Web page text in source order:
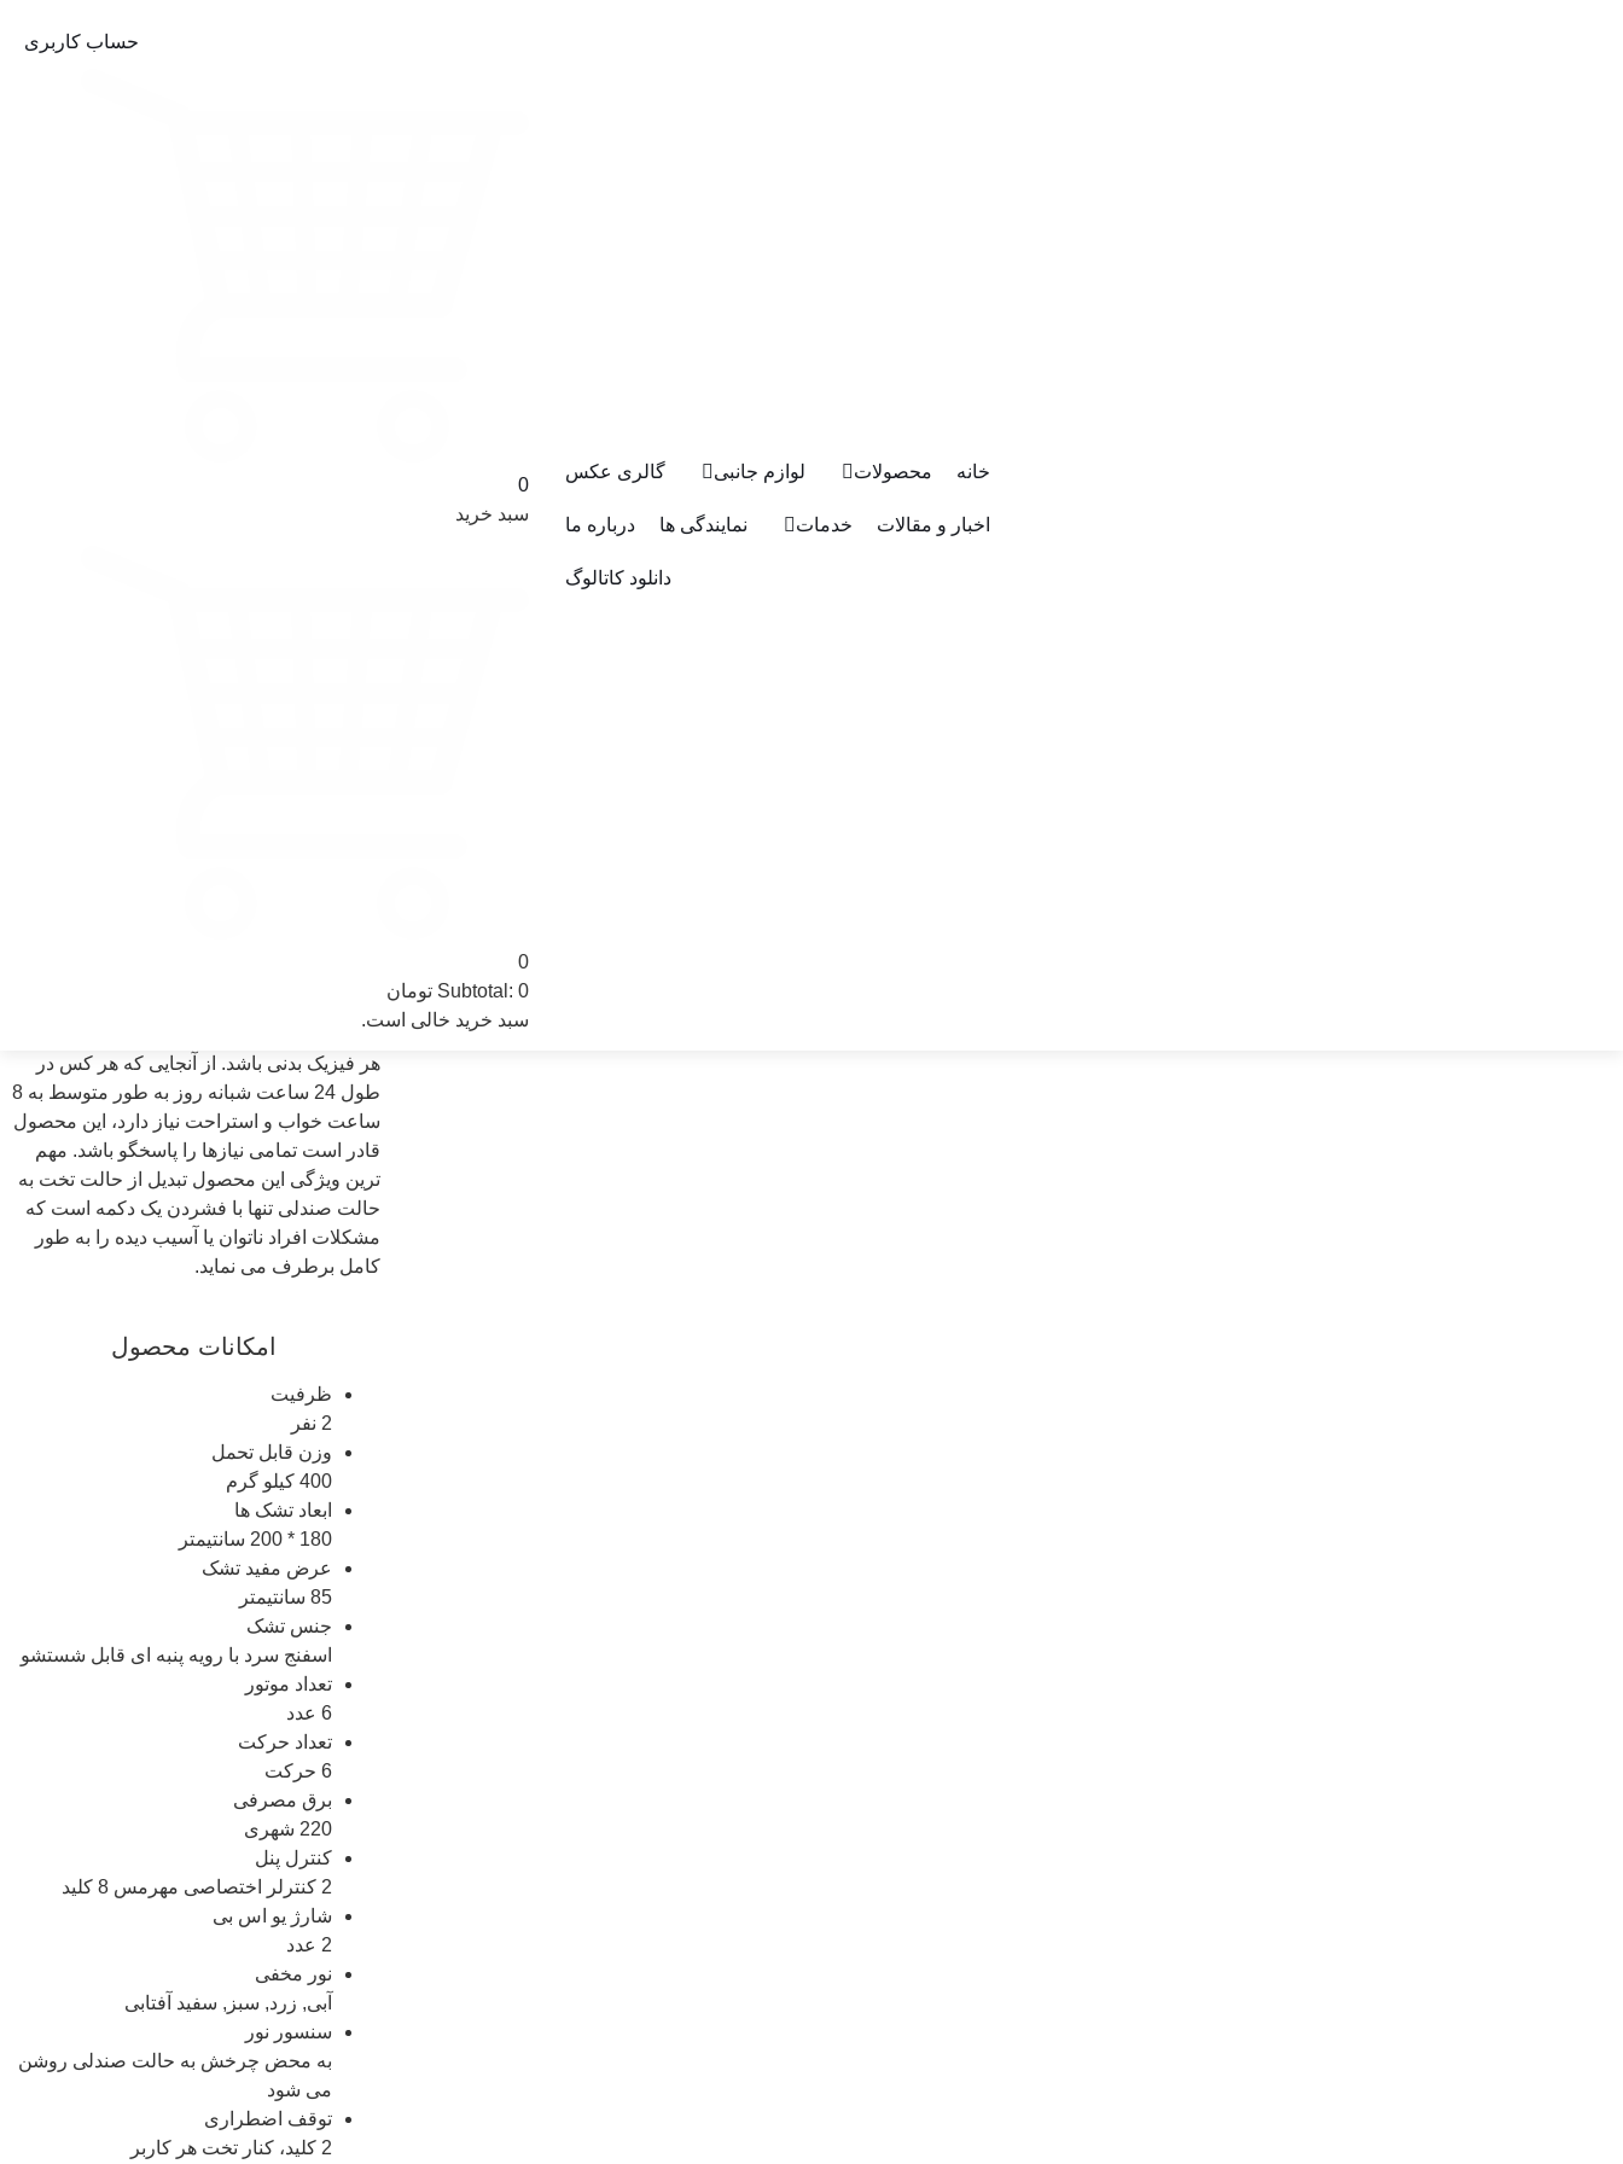
خانه محصولات لوازم جانبی گالری عکس
اخبار و مقالات خدمات نمایندگی ها درباره ما
دانلود کاتالوگ
حساب کاربری
0
سبد خرید
0
Subtotal:0
تومان
سبد خرید خالی است.
گونه ای طراحی شده که مناسب تمامی سنین با
هر فیزیک بدنی باشد. از آنجایی که هر کس در
طول 24 ساعت شبانه روز به طور متوسط به 8
ساعت خواب و استراحت نیاز دارد، این محصول
قادر است تمامی نیازها را پاسخگو باشد. مهم
ترین ویژگی این محصول تبدیل از حالت تخت به
حالت صندلی تنها با فشردن یک دکمه است که
مشکلات افراد ناتوان یا آسیب دیده را به طور
کامل برطرف می نماید.
امکانات محصول
ظرفیت
2 نفر
وزن قابل تحمل
400 کیلو گرم
ابعاد تشک ها
180 * 200 سانتیمتر
عرض مفید تشک
85 سانتیمتر
جنس تشک
اسفنج سرد با رویه پنبه ای قابل شستشو
تعداد موتور
6 عدد
تعداد حرکت
6 حرکت
برق مصرفی
220 شهری
کنترل پنل
2 کنترلر اختصاصی مهرمس 8 کلید
شارژ یو اس بی
2 عدد
نور مخفی
آبی, زرد, سبز, سفید آفتابی
سنسور نور
به محض چرخش به حالت صندلی روشن
می شود
توقف اضطراری
2 کلید، کنار تخت هر کاربر